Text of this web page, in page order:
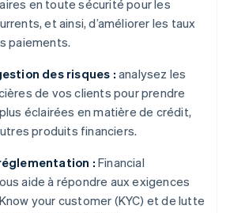
en toute sécurité pour les
et ainsi, d’améliorer les taux
paiements.
des risques : analysez les
de vos clients pour prendre
éclairées en matière de crédit,
produits financiers.
: Financial
aide à répondre aux exigences
your customer (KYC) et de lutte